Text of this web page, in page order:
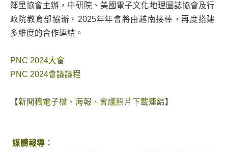
鄰里協會主辦，中研院、美國電子文化地理圖誌協會及行
政院教育部協辦。2025年年會將由越南接棒，再度搭建
多維度的合作連結。
PNC 2024大會
PNC 2024會議議程
【新聞稿電子檔、海報、會議照片下載連結】
媒體報導：